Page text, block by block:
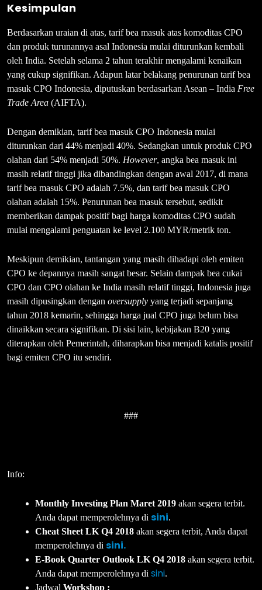
Kesimpulan
Berdasarkan uraian di atas, tarif bea masuk atas komoditas CPO
dan produk turunannya asal Indonesia mulai diturunkan kembali
oleh India. Setelah selama 2 tahun terakhir mengalami kenaikan
yang cukup signifikan. Adapun latar belakang penurunan tarif bea
masuk CPO Indonesia, diputuskan berdasarkan Asean – India Free
Trade Area (AIFTA).
Dengan demikian, tarif bea masuk CPO Indonesia mulai
diturunkan dari 44% menjadi 40%. Sedangkan untuk produk CPO
olahan dari 54% menjadi 50%. However, angka bea masuk ini
masih relatif tinggi jika dibandingkan dengan awal 2017, di mana
tarif bea masuk CPO adalah 7.5%, dan tarif bea masuk CPO
olahan adalah 15%. Penurunan bea masuk tersebut, sedikit
memberikan dampak positif bagi harga komoditas CPO sudah
mulai mengalami penguatan ke level 2.100 MYR/metrik ton.
Meskipun demikian, tantangan yang masih dihadapi oleh emiten
CPO ke depannya masih sangat besar. Selain dampak bea cukai
CPO dan CPO olahan ke India masih relatif tinggi, Indonesia juga
masih dipusingkan dengan oversupply yang terjadi sepanjang
tahun 2018 kemarin, sehingga harga jual CPO juga belum bisa
dinaikkan secara signifikan. Di sisi lain, kebijakan B20 yang
diterapkan oleh Pemerintah, diharapkan bisa menjadi katalis positif
bagi emiten CPO itu sendiri.
###
Info:
Monthly Investing Plan Maret 2019 akan segera terbit.
Anda dapat memperolehnya di sini.
Cheat Sheet LK Q4 2018 akan segera terbit, Anda dapat
memperolehnya di sini.
E-Book Quarter Outlook LK Q4 2018 akan segera terbit.
Anda dapat memperolehnya di sini.
Jadwal Workshop :